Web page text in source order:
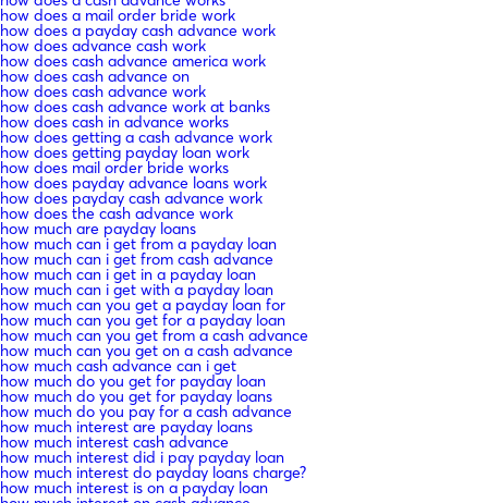
how does a mail order bride work
how does a payday cash advance work
how does advance cash work
how does cash advance america work
how does cash advance on
how does cash advance work
how does cash advance work at banks
how does cash in advance works
how does getting a cash advance work
how does getting payday loan work
how does mail order bride works
how does payday advance loans work
how does payday cash advance work
how does the cash advance work
how much are payday loans
how much can i get from a payday loan
how much can i get from cash advance
how much can i get in a payday loan
how much can i get with a payday loan
how much can you get a payday loan for
how much can you get for a payday loan
how much can you get from a cash advance
how much can you get on a cash advance
how much cash advance can i get
how much do you get for payday loan
how much do you get for payday loans
how much do you pay for a cash advance
how much interest are payday loans
how much interest cash advance
how much interest did i pay payday loan
how much interest do payday loans charge?
how much interest is on a payday loan